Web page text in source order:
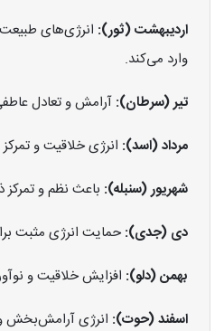
اردیبهشت (ثور): انرژی‌های
وارد می‌کند.
تیر (سرطان): آرامش و تعادل
مرداد (اسد): انرژی خلاقیت و
شهریور (سنبله): باعث نظم و
دی (جدی): حمایت انرژی مثبت
بهمن (دلو): افزایش خلاقیت و
اسفند (حوت): انرژی آرامش‌بخش